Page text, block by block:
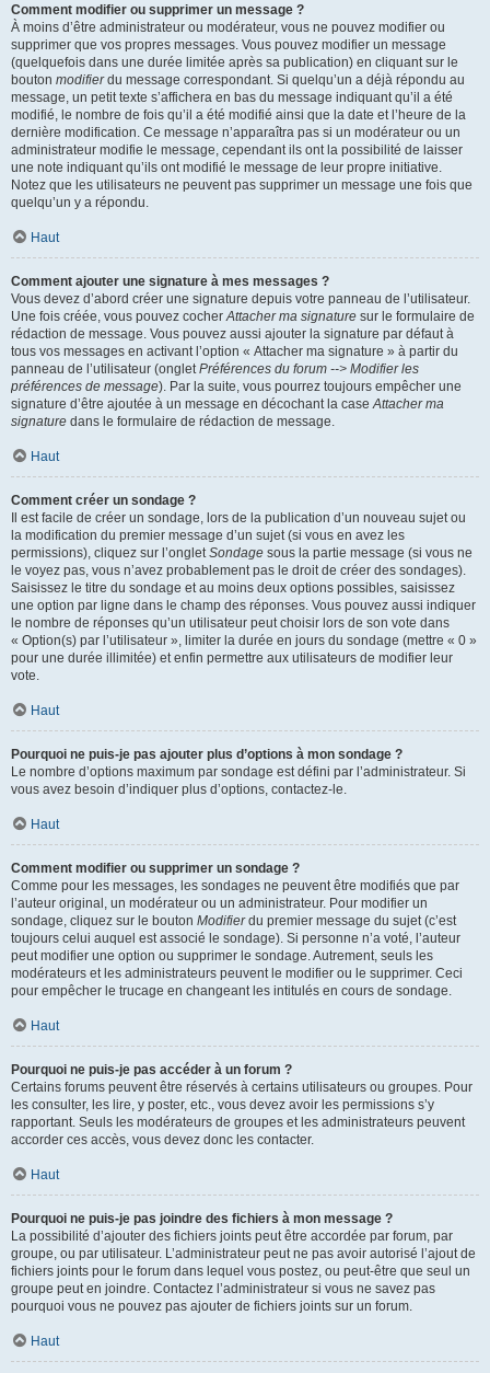
Comment modifier ou supprimer un message ?
À moins d’être administrateur ou modérateur, vous ne pouvez modifier ou
supprimer que vos propres messages. Vous pouvez modifier un message
(quelquefois dans une durée limitée après sa publication) en cliquant sur le
bouton modifierdu message correspondant. Si quelqu’un a déjà répondu au
message, un petit texte s’affichera en bas du message indiquant qu’il a été
modifié, le nombre de fois qu’il a été modifié ainsi que la date et l’heure de la
dernière modification. Ce message n’apparaîtra pas si un modérateur ou un
administrateur modifie le message, cependant ils ont la possibilité de laisser
une note indiquant qu’ils ont modifié le message de leur propre initiative.
Notez que les utilisateurs ne peuvent pas supprimer un message une fois que
quelqu’un y a répondu.
Haut
Comment ajouter une signature à mes messages ?
Vous devez d’abord créer une signature depuis votre panneau de l’utilisateur.
Une fois créée, vous pouvez cocherAttacher ma signature sur le formulaire de
rédaction de message. Vous pouvez aussi ajouter la signature par défaut à
tous vos messages en activant l’option « Attacher ma signature » à partir du
panneau de l’utilisateur (ongletPréférences du forum --> Modifier les
préférences de message). Par la suite, vous pourrez toujours empêcher une
signature d’être ajoutée à un message en décochant la caseAttacher ma
signature dans le formulaire de rédaction de message.
Haut
Comment créer un sondage ?
Il est facile de créer un sondage, lors de la publication d’un nouveau sujet ou
la modification du premier message d’un sujet (si vous en avez les
permissions), cliquez sur l’ongletSondage sous la partie message (si vous ne
le voyez pas, vous n’avez probablement pas le droit de créer des sondages).
Saisissez le titre du sondage et au moins deux options possibles, saisissez
une option par ligne dans le champ des réponses. Vous pouvez aussi indiquer
le nombre de réponses qu’un utilisateur peut choisir lors de son vote dans
« Option(s) par l’utilisateur », limiter la durée en jours du sondage (mettre « 0 »
pour une durée illimitée) et enfin permettre aux utilisateurs de modifier leur
vote.
Haut
Pourquoi ne puis-je pas ajouter plus d’options à mon sondage ?
Le nombre d’options maximum par sondage est défini par l’administrateur. Si
vous avez besoin d’indiquer plus d’options, contactez-le.
Haut
Comment modifier ou supprimer un sondage ?
Comme pour les messages, les sondages ne peuvent être modifiés que par
l’auteur original, un modérateur ou un administrateur. Pour modifier un
sondage, cliquez sur le bouton Modifierdu premier message du sujet (c’est
toujours celui auquel est associé le sondage). Si personne n’a voté, l’auteur
peut modifier une option ou supprimer le sondage. Autrement, seuls les
modérateurs et les administrateurs peuvent le modifier ou le supprimer. Ceci
pour empêcher le trucage en changeant les intitulés en cours de sondage.
Haut
Pourquoi ne puis-je pas accéder à un forum ?
Certains forums peuvent être réservés à certains utilisateurs ou groupes. Pour
les consulter, les lire, y poster, etc., vous devez avoir les permissions s’y
rapportant. Seuls les modérateurs de groupes et les administrateurs peuvent
accorder ces accès, vous devez donc les contacter.
Haut
Pourquoi ne puis-je pas joindre des fichiers à mon message ?
La possibilité d’ajouter des fichiers joints peut être accordée par forum, par
groupe, ou par utilisateur. L’administrateur peut ne pas avoir autorisé l’ajout de
fichiers joints pour le forum dans lequel vous postez, ou peut-être que seul un
groupe peut en joindre. Contactez l’administrateur si vous ne savez pas
pourquoi vous ne pouvez pas ajouter de fichiers joints sur un forum.
Haut